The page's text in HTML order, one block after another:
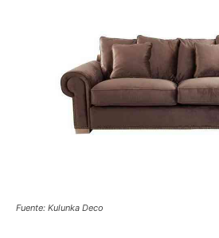
Fuente: Kulunka Deco